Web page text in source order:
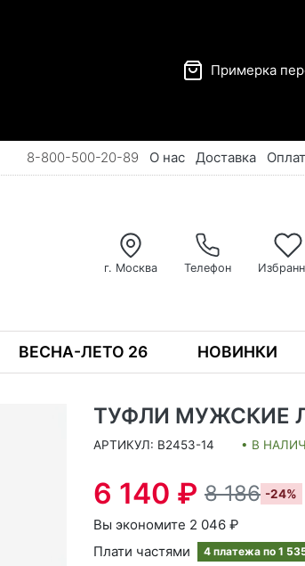
Примерка
8-800-500-20-89 О нас Доставка
г. Москва Телефон
ВЕСНА-ЛЕТО 26 НОВИНКИ
ТУФЛИ МУЖСКИЕ
АРТИКУЛ: B2453-14 • В
6 140 ₽ 8 186 -24%
Вы экономите 2 046 ₽
Плати частями
4 платежа по 1